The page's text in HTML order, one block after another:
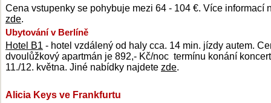
Cena vstupenky se pohybuje mezi 64 - 104 €. Více informací
zde.
Ubytování v Berlíně
Hotel B1 - hotel vzdálený od haly cca. 14 min. jízdy autem.
dvoulůžkový apartmán je 892,- Kč/noc termínu konání
11./12. května. Jiné nabídky najdete zde.
Alicia Keys ve Frankfurtu